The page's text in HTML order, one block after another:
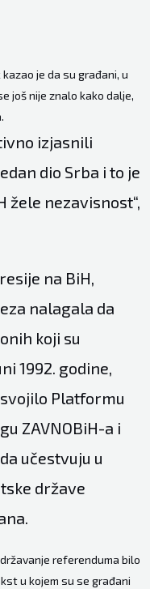
kazao je da su građani, u
još nije znalo kako dalje,
izjasnili
dio Srba i to je
žele nezavisnost“,
na BiH,
nalagala da
koji su
1992. godine,
Platformu
ZAVNOBiH-a i
učestvuju u
države
referenduma bilo
u kojem su se građani